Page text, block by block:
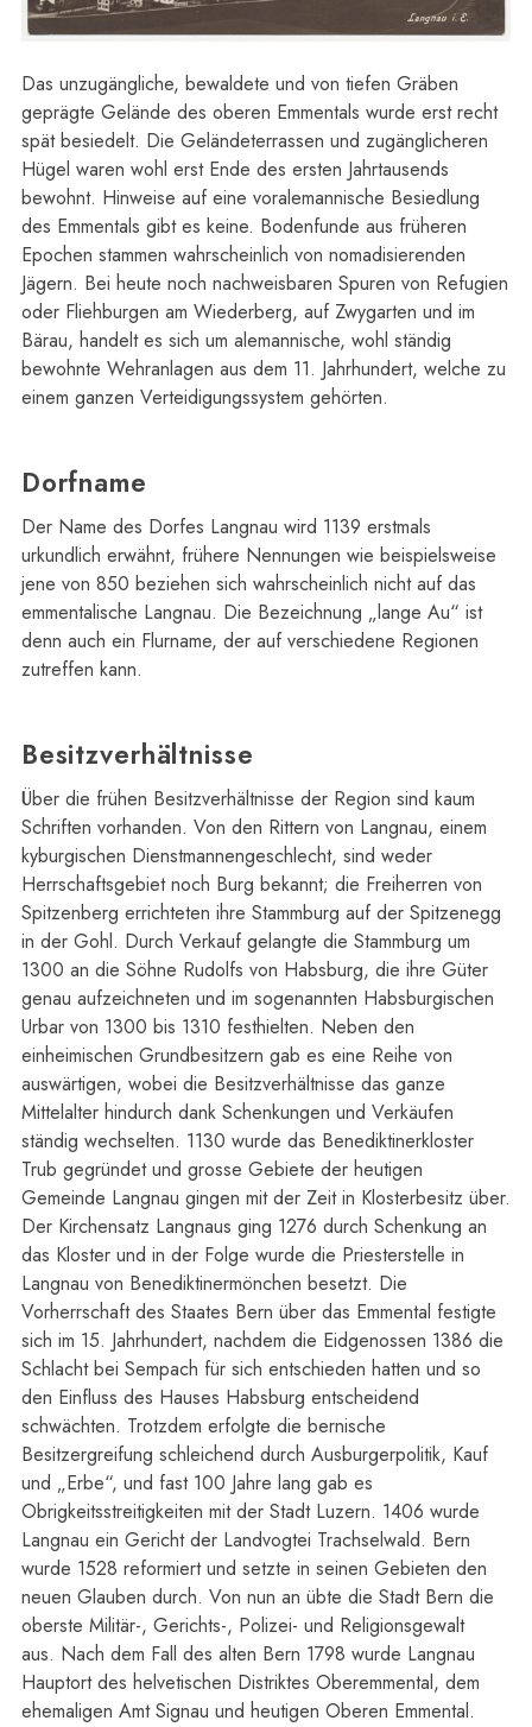
Das unzugängliche, bewaldete und von tiefen Gräben
geprägte Gelände des oberen Emmentals wurde erst recht
spät besiedelt. Die Geländeterrassen und zugänglicheren
Hügel waren wohl erst Ende des ersten Jahrtausends
bewohnt. Hinweise auf eine voralemannische Besiedlung
des Emmentals gibt es keine. Bodenfunde aus früheren
Epochen stammen wahrscheinlich von nomadisierenden
Jägern. Bei heute noch nachweisbaren Spuren von Refugien
oder Fliehburgen am Wiederberg, auf Zwygarten und im
Bärau, handelt es sich um alemannische, wohl ständig
bewohnte Wehranlagen aus dem 11. Jahrhundert, welche zu
einem ganzen Verteidigungssystem gehörten.
Dorfname
Der Name des Dorfes Langnau wird 1139 erstmals
urkundlich erwähnt, frühere Nennungen wie beispielsweise
jene von 850 beziehen sich wahrscheinlich nicht auf das
emmentalische Langnau. Die Bezeichnung „lange Au“ ist
denn auch ein Flurname, der auf verschiedene Regionen
zutreffen kann.
Besitzverhältnisse
Über die frühen Besitzverhältnisse der Region sind kaum
Schriften vorhanden. Von den Rittern von Langnau, einem
kyburgischen Dienstmannengeschlecht, sind weder
Herrschaftsgebiet noch Burg bekannt; die Freiherren von
Spitzenberg errichteten ihre Stammburg auf der Spitzenegg
in der Gohl. Durch Verkauf gelangte die Stammburg um
1300 an die Söhne Rudolfs von Habsburg, die ihre Güter
genau aufzeichneten und im sogenannten Habsburgischen
Urbar von 1300 bis 1310 festhielten. Neben den
einheimischen Grundbesitzern gab es eine Reihe von
auswärtigen, wobei die Besitzverhältnisse das ganze
Mittelalter hindurch dank Schenkungen und Verkäufen
ständig wechselten. 1130 wurde das Benediktinerkloster
Trub gegründet und grosse Gebiete der heutigen
Gemeinde Langnau gingen mit der Zeit in Klosterbesitz über.
Der Kirchensatz Langnaus ging 1276 durch Schenkung an
das Kloster und in der Folge wurde die Priesterstelle in
Langnau von Benediktinermönchen besetzt. Die
Vorherrschaft des Staates Bern über das Emmental festigte
sich im 15. Jahrhundert, nachdem die Eidgenossen 1386 die
Schlacht bei Sempach für sich entschieden hatten und so
den Einfluss des Hauses Habsburg entscheidend
schwächten. Trotzdem erfolgte die bernische
Besitzergreifung schleichend durch Ausburgerpolitik, Kauf
und „Erbe“, und fast 100 Jahre lang gab es
Obrigkeitsstreitigkeiten mit der Stadt Luzern. 1406 wurde
Langnau ein Gericht der Landvogtei Trachselwald. Bern
wurde 1528 reformiert und setzte in seinen Gebieten den
neuen Glauben durch. Von nun an übte die Stadt Bern die
oberste Militär-, Gerichts-, Polizei- und Religionsgewalt
aus. Nach dem Fall des alten Bern 1798 wurde Langnau
Hauptort des helvetischen Distriktes Oberemmental, dem
ehemaligen Amt Signau und heutigen Oberen Emmental.